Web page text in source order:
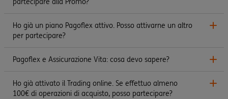
Ho già un piano Pagoflex attivo. Posso attivarne un altro
per partecipare?
Pagoflex e Assicurazione Vita: cosa devo sapere?
Ho già attivato il Trading online. Se effettuo almeno
100€ di operazioni di acquisto, posso partecipare?